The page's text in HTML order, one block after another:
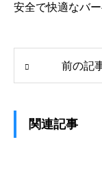
安全で快適なバ
前の記
関連記事